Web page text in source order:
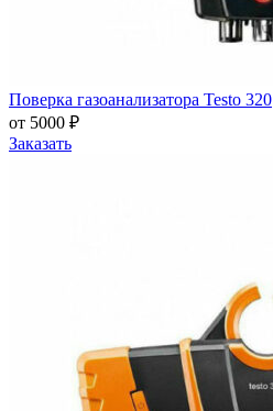
Поверка газоанализатора Testo 320
от 5000 ₽
Заказать